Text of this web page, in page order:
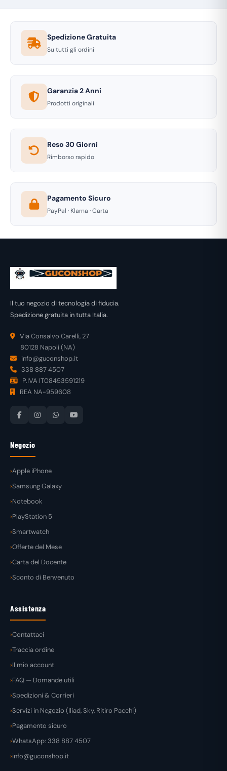
Spedizione Gratuita
Su tutti gli ordini
Garanzia 2 Anni
Prodotti originali
Reso 30 Giorni
Rimborso rapido
Pagamento Sicuro
PayPal · Klarna · Carta
Il tuo negozio di tecnologia di fiducia.
Spedizione gratuita in tutta Italia.
Via Consalvo Carelli, 27
80128 Napoli (NA)
info@guconshop.it
338 887 4507
P.IVA IT08453591219
REA NA-959608
Negozio
Apple iPhone
Samsung Galaxy
Notebook
PlayStation 5
Smartwatch
Offerte del Mese
Carta del Docente
Sconto di Benvenuto
Assistenza
Contattaci
Traccia ordine
Il mio account
FAQ — Domande utili
Spedizioni & Corrieri
Servizi in Negozio (Iliad, Sky, Ritiro Pacchi)
Pagamento sicuro
WhatsApp: 338 887 4507
info@guconshop.it